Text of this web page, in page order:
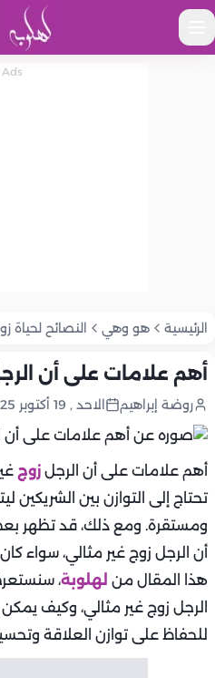
الرئيسية هو وهي النصائح لحياة
أهم علامات على أن
روضة إبراهيم الاحد , 19 أكتوبر 2025 ,4:09 م
أهم علامات على أن الرجل زوج
تحتاج إلى التوازن بين الشريكين
ومستقرة. ومع ذلك، قد تظهر
أن الرجل زوج غير مثالي، سواء
هذا المقال من لهلوبة،
الرجل زوج غير مثالي، وكيف
للحفاظ على توازن العلاقة